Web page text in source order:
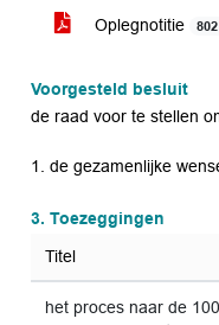
Oplegnotitie
Voorgesteld besluit
de raad voor te stellen
1. de gezamenlijke
3. Toezeggingen
Titel
het proces naar de